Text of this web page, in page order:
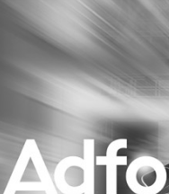
Influencer
Interne
Martech